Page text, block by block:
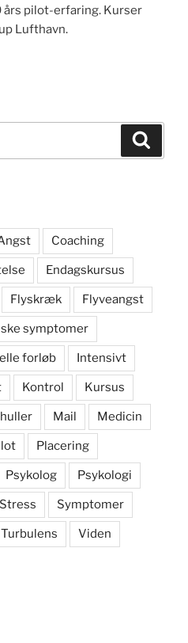
års pilot-erfaring. Kurser
Lufthavn.
Coaching
Endagskursus
Flyskræk Flyveangst
symptomer
forløb Intensivt
Kontrol Kursus
Mail Medicin
Placering
Psykolog Psykologi
Stress Symptomer
Turbulens Viden